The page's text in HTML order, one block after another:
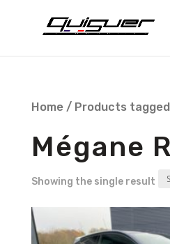
Home/ Products tagged
Mégane
Showing the single result